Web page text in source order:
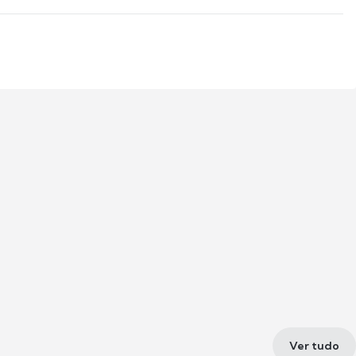
Ver tudo